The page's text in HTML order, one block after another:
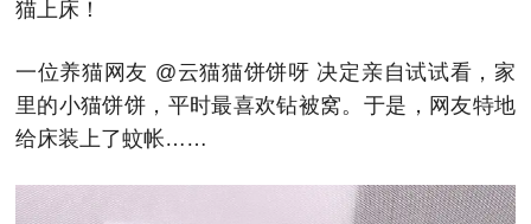
猫上床！
一位养猫网友 @云猫猫饼饼呀 决定亲自试试看，家
里的小猫饼饼，平时最喜欢钻被窝。于是，网友特地
给床装上了蚊帐……